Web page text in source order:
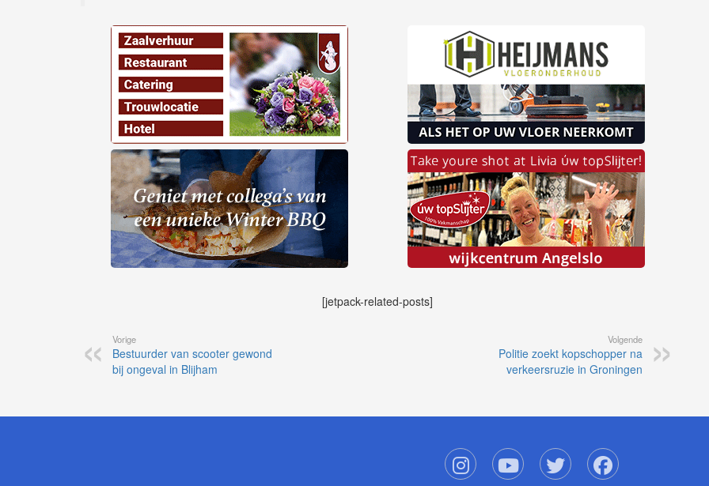
[jetpack-related-posts]
Vorige
Bestuurder van scooter gewond
bij ongeval in Blijham
Volgende
Politie zoekt kopschopper na
verkeersruzie in Groningen